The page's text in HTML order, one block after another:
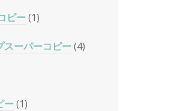
ピー(1)
スーパーコピー(4)
ー(1)